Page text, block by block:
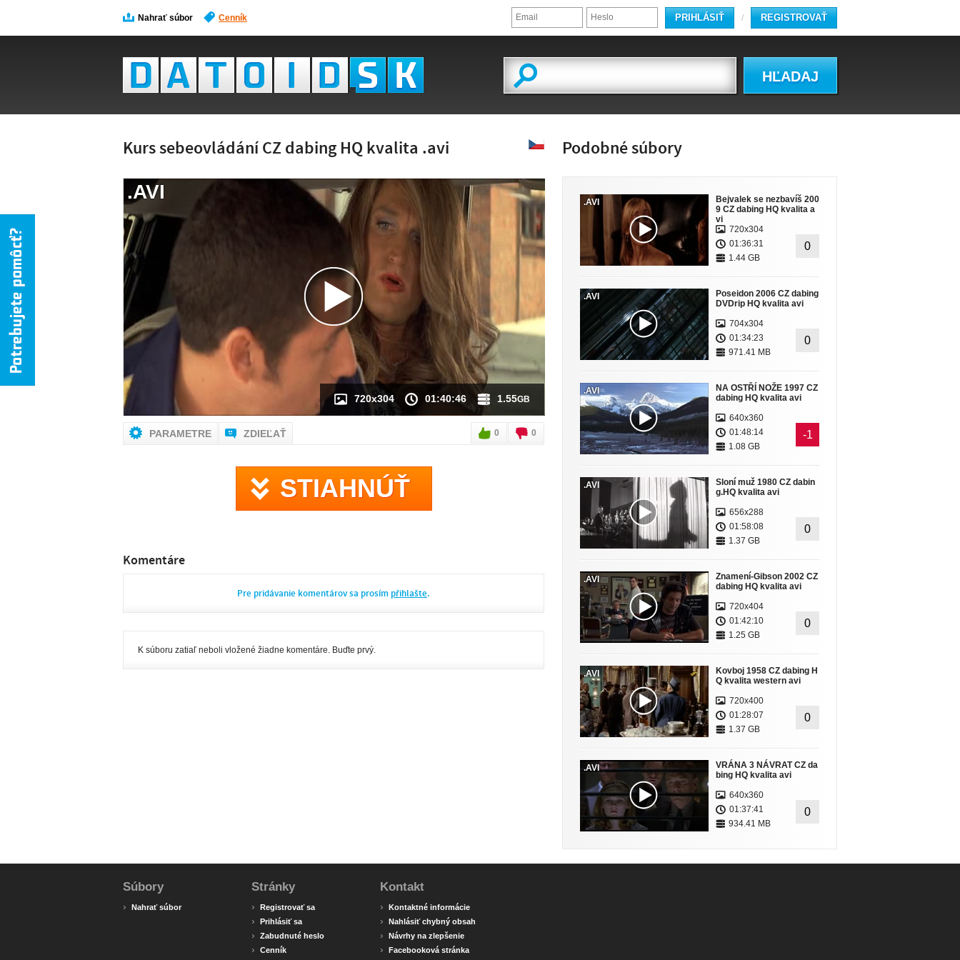
Nahrať súbor Cenník /
PRIHLÁSIŤ REGISTROVAŤ
HĽADAJ
Kurs sebeovládání CZ dabing HQ kvalita .avi
NÁHĽAD VIDEA
NIE JE K DISPOZÍCII
720x304 01:40:46 1.55GB
.AVI
PARAMETRE ZDIEĽAŤ 0 0
STIAHNÚŤ
Komentáre
Pre pridávanie komentárov sa prosím přihlašte.
K súboru zatiaľ neboli vložené žiadne komentáre. Buďte prvý.
Podobné súbory
.AVI
Bejvalek se nezbavíš 200
9 CZ dabing HQ kvalita a
vi
720x304
01:36:31
1.44 GB
0
.AVI
Poseidon 2006 CZ dabing
DVDrip HQ kvalita avi
704x304
01:34:23
971.41 MB
0
.AVI
NA OSTŘÍ NOŽE 1997 CZ
dabing HQ kvalita avi
640x360
01:48:14
1.08 GB
-1
.AVI
Sloní muž 1980 CZ dabin
g.HQ kvalita avi
656x288
01:58:08
1.37 GB
0
.AVI
Znamení-Gibson 2002 CZ
dabing HQ kvalita avi
720x404
01:42:10
1.25 GB
0
.AVI
Kovboj 1958 CZ dabing H
Q kvalita western avi
720x400
01:28:07
1.37 GB
0
.AVI
VRÁNA 3 NÁVRAT CZ da
bing HQ kvalita avi
640x360
01:37:41
934.41 MB
0
Súbory
› Nahrať súbor
Stránky
› Registrovať sa
› Prihlásiť sa
› Zabudnuté heslo
› Cenník
Kontakt
› Kontaktné informácie
› Nahlásiť chybný obsah
› Návrhy na zlepšenie
› Facebooková stránka